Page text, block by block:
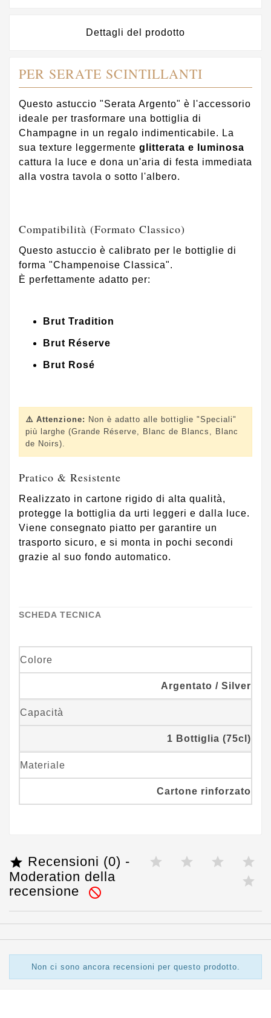
Dettagli del prodotto
PER SERATE SCINTILLANTI
Questo astuccio "Serata Argento" è l'accessorio
ideale per trasformare una bottiglia di
Champagne in un regalo indimenticabile. La
sua texture leggermente glitterata e luminosa
cattura la luce e dona un'aria di festa immediata
alla vostra tavola o sotto l'albero.
Compatibilità (Formato Classico)
Questo astuccio è calibrato per le bottiglie di
forma "Champenoise Classica".
È perfettamente adatto per:
Brut Tradition
Brut Réserve
Brut Rosé
⚠️ Attenzione: Non è adatto alle bottiglie "Speciali"
più larghe (Grande Réserve, Blanc de Blancs, Blanc
de Noirs).
Pratico & Resistente
Realizzato in cartone rigido di alta qualità,
protegge la bottiglia da urti leggeri e dalla luce.
Viene consegnato piatto per garantire un
trasporto sicuro, e si monta in pochi secondi
grazie al suo fondo automatico.
SCHEDA TECNICA
Colore
Argentato / Silver
Capacità
1 Bottiglia (75cl)
Materiale
Cartone rinforzato
 Recensioni (0) -
Moderation della
recensione

Non ci sono ancora recensioni per questo prodotto.